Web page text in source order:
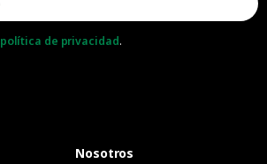
política de privacidad.
Nosotros